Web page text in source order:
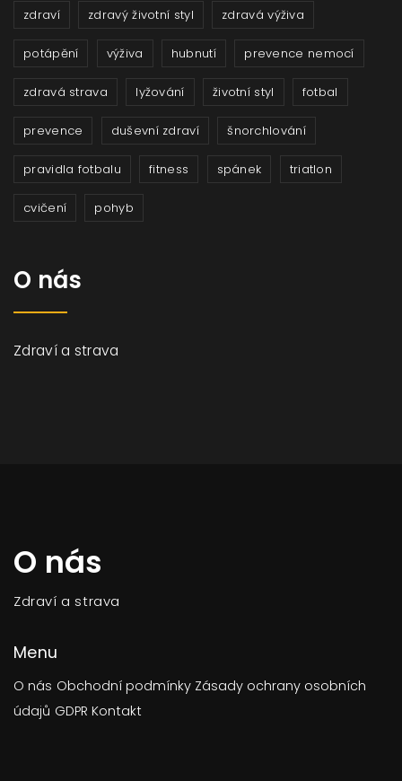
zdraví zdravý životní styl zdravá výživa
potápění výživa hubnutí prevence nemocí
zdravá strava lyžování životní styl fotbal
prevence duševní zdraví šnorchlování
pravidla fotbalu fitness spánek triatlon
cvičení pohyb
O nás
Zdraví a strava
O nás
Zdraví a strava
Menu
O nás Obchodní podmínky Zásady ochrany osobních
údajů GDPR Kontakt